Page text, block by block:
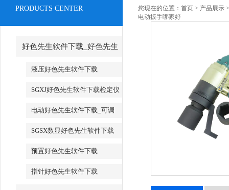
PRODUCTS CENTER
好色先生软件下载_好色先生
软件下载厂家
液压好色先生软件下载
SGXJ好色先生软件下载检定仪
_SGXJ扭矩扳手检定仪
电动好色先生软件下载_可调
试电动好色先生软件下载
SGSX数显好色先生软件下载
_SGTS数显好色先生软件下载
预置好色先生软件下载
指针好色先生软件下载
您现在的位置： 首页 > 产品展示
电动扳手哪家好